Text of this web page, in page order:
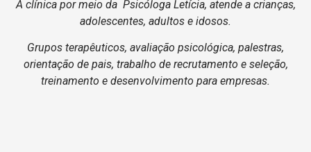
A clínica por meio da Psicóloga Letícia, atende a crianças,
adolescentes, adultos e idosos.
Grupos terapêuticos, avaliação psicológica, palestras,
orientação de pais, trabalho de recrutamento e seleção,
treinamento e desenvolvimento para empresas.